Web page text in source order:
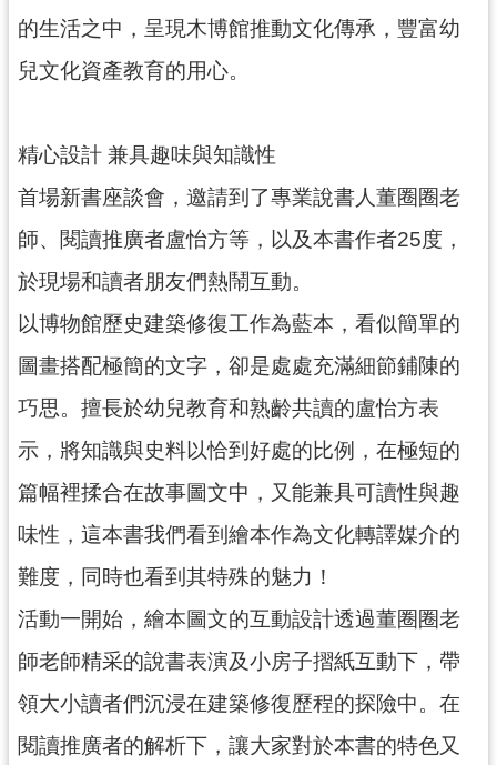
博
訊
告
志
工
園
地
出
版
品
與
創
商
回
頁
網
導
覽
的生活之中，呈現木博館推動文化傳承，豐富幼
兒文化資產教育的用心。
精心設計 兼具趣味與知識性
首場新書座談會，邀請到了專業說書人董圈圈老
師、閱讀推廣者盧怡方等，以及本書作者25度，
於現場和讀者朋友們熱鬧互動。
以博物館歷史建築修復工作為藍本，看似簡單的
圖畫搭配極簡的文字，卻是處處充滿細節鋪陳的
巧思。擅長於幼兒教育和熟齡共讀的盧怡方表
示，將知識與史料以恰到好處的比例，在極短的
篇幅裡揉合在故事圖文中，又能兼具可讀性與趣
味性，這本書我們看到繪本作為文化轉譯媒介的
難度，同時也看到其特殊的魅力！
活動一開始，繪本圖文的互動設計透過董圈圈老
師老師精采的說書表演及小房子摺紙互動下，帶
領大小讀者們沉浸在建築修復歷程的探險中。在
閱讀推廣者的解析下，讓大家對於本書的特色又